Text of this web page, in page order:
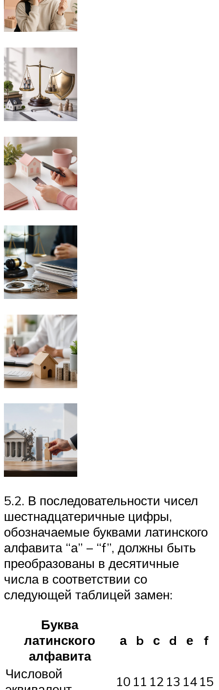
5.2. В последовательности чисел
шестнадцатеричные цифры,
обозначаемые буквами латинского
алфавита “а” – “f”, должны быть
преобразованы в десятичные
числа в соответствии со
следующей таблицей замен:
Буква
латинского
алфавита
а b с d е f
Числовой
10 11 12 13 14 15